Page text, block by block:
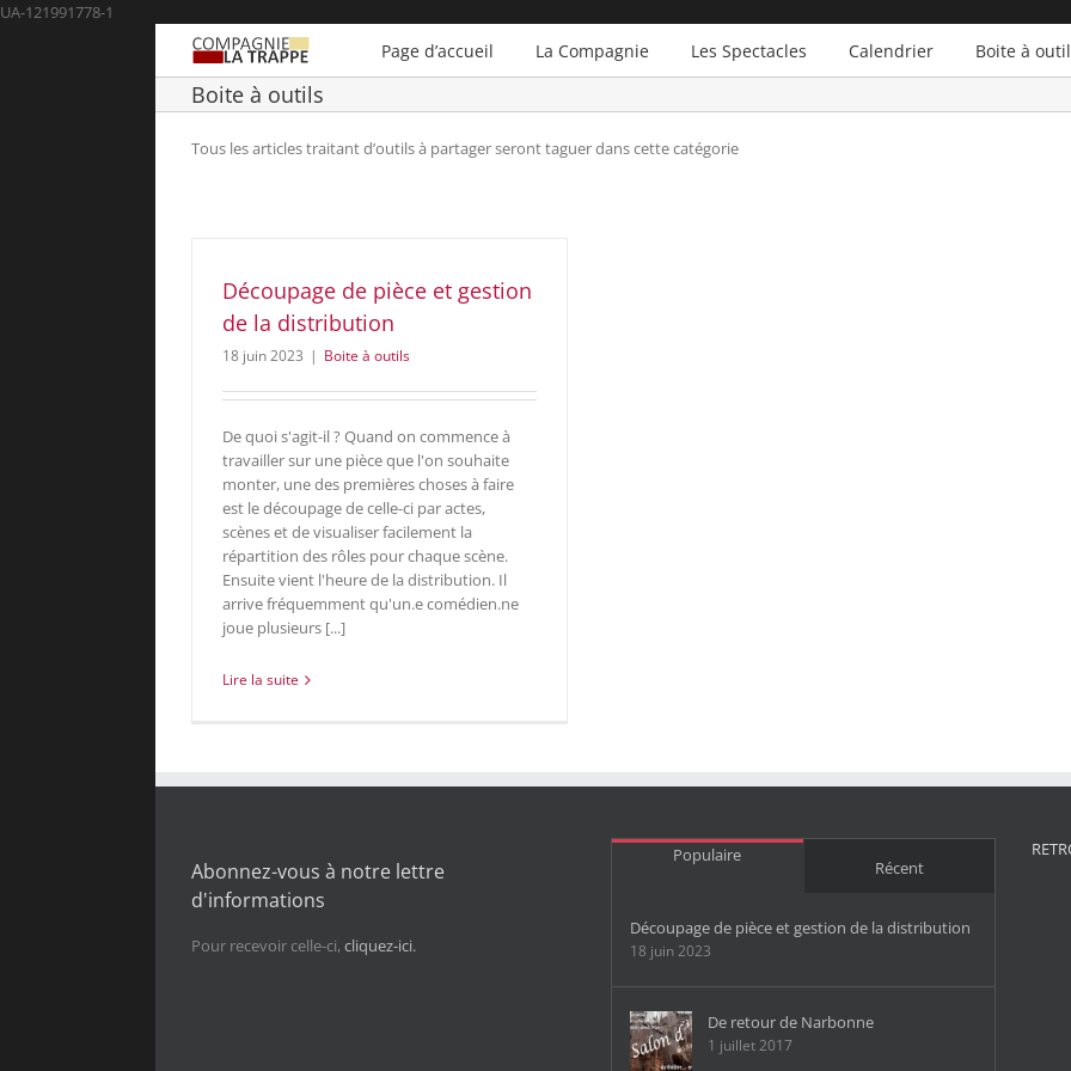
UA-121991778-1
Page d’accueil La Compagnie Les Spectacles Calendrier Boite à
Boite à outils
Tous les articles traitant d’outils à partager seront taguer dans cette catégorie
Découpage de pièce et gestion
de la distribution
18 juin 2023 | Boite à outils
De quoi s'agit-il ? Quand on commence à
travailler sur une pièce que l'on souhaite
monter, une des premières choses à faire
est le découpage de celle-ci par actes,
scènes et de visualiser facilement la
répartition des rôles pour chaque scène.
Ensuite vient l'heure de la distribution. Il
arrive fréquemment qu'un.e comédien.ne
joue plusieurs [...]
Lire la suite
Abonnez-vous à notre lettre
d'informations
Pour recevoir celle-ci, cliquez-ici.
Populaire
Récent
Découpage de pièce et gestion de la distribution
18 juin 2023
De retour de Narbonne
1 juillet 2017